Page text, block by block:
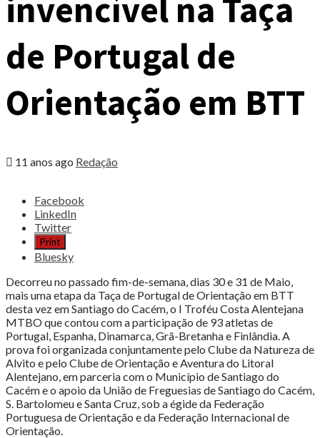
invencível na Taça
de Portugal de
Orientação em BTT
11 anos ago Redação
Share
post
"BTTLoulé/BPI
contínua
invencível
na
Taça
de
Portugal
de
Orientação
em
BTT"
Facebook
LinkedIn
Twitter
Print
Bluesky
Decorreu no passado fim-de-semana, dias 30 e 31 de Maio,
mais uma etapa da Taça de Portugal de Orientação em BTT
desta vez em Santiago do Cacém, o I Troféu Costa Alentejana
MTBO que contou com a participação de 93 atletas de
Portugal, Espanha, Dinamarca, Grã-Bretanha e Finlândia. A
prova foi organizada conjuntamente pelo Clube da Natureza de
Alvito e pelo Clube de Orientação e Aventura do Litoral
Alentejano, em parceria com o Município de Santiago do
Cacém e o apoio da União de Freguesias de Santiago do Cacém,
S. Bartolomeu e Santa Cruz, sob a égide da Federação
Portuguesa de Orientação e da Federação Internacional de
Orientação.